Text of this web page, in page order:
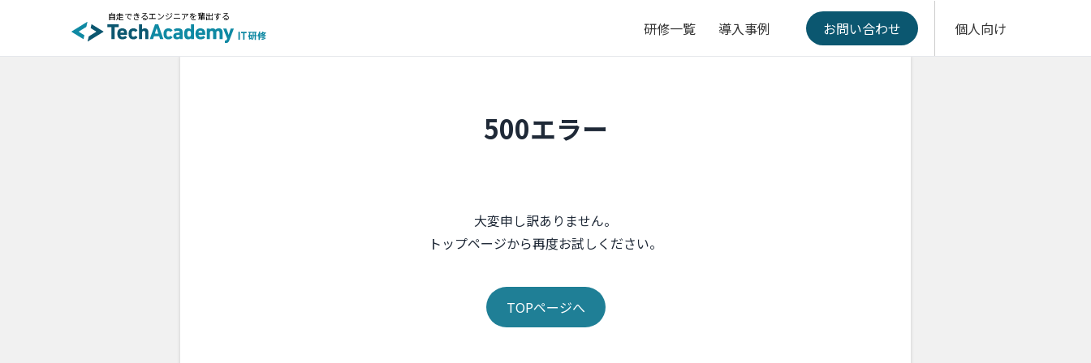
自走できるエンジニアを輩出する
研修一覧 導入事例 お問い合わせ 個人向け
500エラー
大変申し訳ありません。
トップページから再度お試しください。
TOPページへ